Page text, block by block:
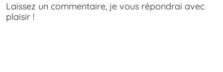
Laissez un commentaire, je vous répondrai avec
plaisir !